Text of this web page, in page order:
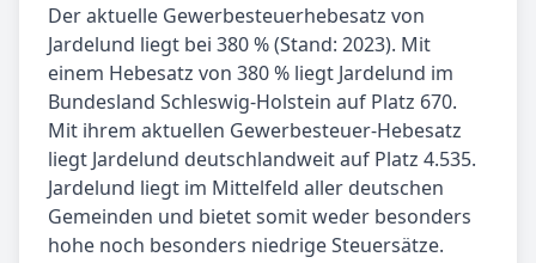
Der aktuelle Gewerbesteuerhebesatz von
Jardelund liegt bei 380 % (Stand: 2023). Mit
einem Hebesatz von 380 % liegt Jardelund im
Bundesland Schleswig-Holstein auf Platz 670.
Mit ihrem aktuellen Gewerbesteuer-Hebesatz
liegt Jardelund deutschlandweit auf Platz 4.535.
Jardelund liegt im Mittelfeld aller deutschen
Gemeinden und bietet somit weder besonders
hohe noch besonders niedrige Steuersätze.